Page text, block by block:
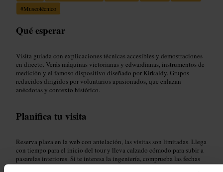
#Museotécnico
Qué esperar
Visita guiada con explicaciones técnicas accesibles y demostraciones
en directo. Verás máquinas victorianas y edwardianas, instrumentos de
medición y el famoso dispositivo diseñado por Kirkaldy. Grupos
reducidos dirigidos por voluntarios apasionados, que enlazan
anécdotas y contexto histórico.
Planifica tu visita
Reserva plaza en la web con antelación, las visitas son limitadas. Llega
con tiempo para el inicio del tour y lleva calzado cómodo para subir a
pasarelas interiores. Si te interesa la ingeniería, comprueba las fechas
con demostración en marcha para aprovechar la experiencia.